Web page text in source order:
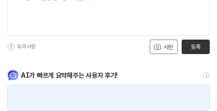
사진
유의사항 등록
AI가 빠르게 요약해주는 사용자 후기!